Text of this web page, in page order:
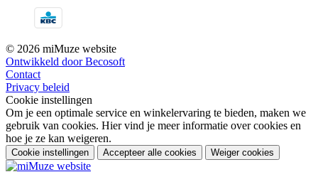
© 2026 miMuze website
Ontwikkeld door Becosoft
Contact
Privacy beleid
Cookie instellingen
Om je een optimale service en winkelervaring te bieden, maken we
gebruik van cookies. Hier vind je meer informatie over cookies en
hoe je ze kan weigeren.
Cookie instellingen Accepteer alle cookies Weiger cookies